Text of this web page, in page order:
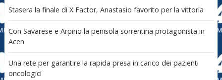
Stasera la finale di X Factor, Anastasio favorito per la vittoria
Con Savarese e Arpino la penisola sorrentina protagonista in
Acen
Una rete per garantire la rapida presa in carico dei pazienti
oncologici